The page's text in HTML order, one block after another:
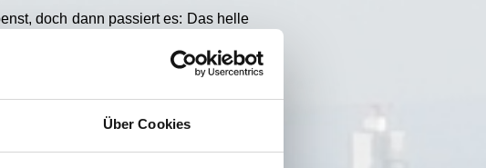
Über Cookies
doch dann passiert es: Das helle
Unbekannten" und sind
selbst einige Spukereien des kleinen
ein Nachtgespenst wird?
um 12 Uhr mittags